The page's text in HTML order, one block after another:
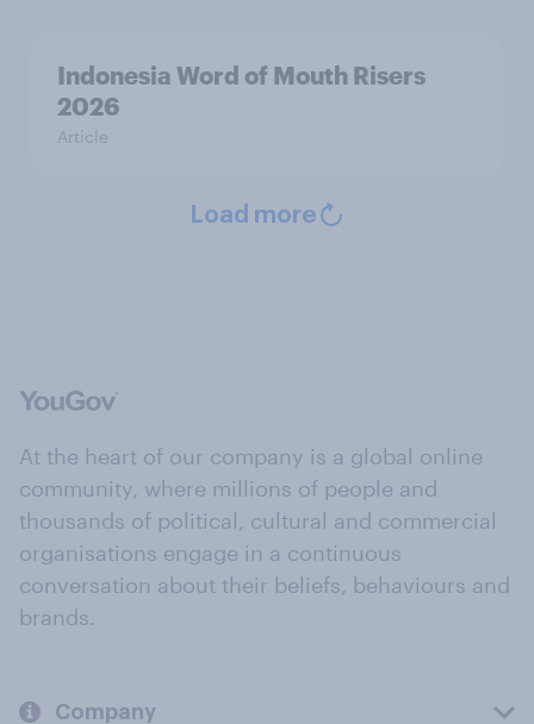
Indonesia Word of Mouth Risers
2026
Article
Load more
At the heart of our company is a global online
community, where millions of people and
thousands of political, cultural and commercial
organisations engage in a continuous
conversation about their beliefs, behaviours and
brands.
Company